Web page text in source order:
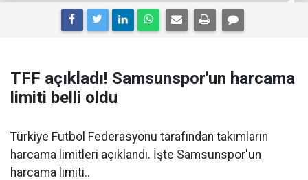
TFF açıkladı! Samsunspor'un harcama
limiti belli oldu
Türkiye Futbol Federasyonu tarafından takımların
harcama limitleri açıklandı. İşte Samsunspor'un
harcama limiti..